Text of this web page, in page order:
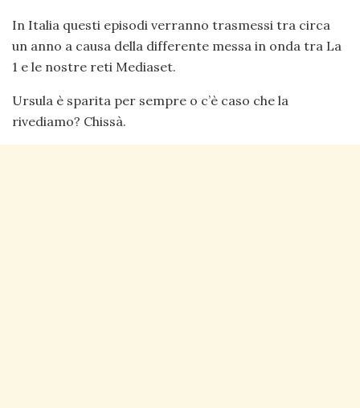
In Italia questi episodi verranno trasmessi tra circa
un anno a causa della differente messa in onda tra La
1 e le nostre reti Mediaset.
Ursula è sparita per sempre o c’è caso che la
rivediamo? Chissà.